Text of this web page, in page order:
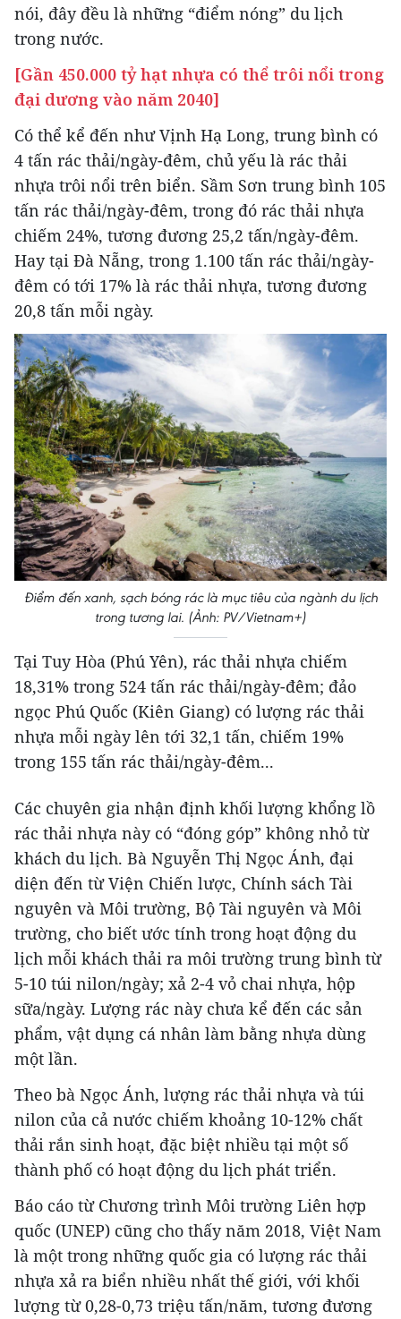
nói, đây đều là những “điểm nóng” du lịch
trong nước.
[Gần 450.000 tỷ hạt nhựa có thể trôi nổi trong
đại dương vào năm 2040]
Có thể kể đến như Vịnh Hạ Long, trung bình có
4 tấn rác thải/ngày-đêm, chủ yếu là rác thải
nhựa trôi nổi trên biển. Sầm Sơn trung bình 105
tấn rác thải/ngày-đêm, trong đó rác thải nhựa
chiếm 24%, tương đương 25,2 tấn/ngày-đêm.
Hay tại Đà Nẵng, trong 1.100 tấn rác thải/ngày-
đêm có tới 17% là rác thải nhựa, tương đương
20,8 tấn mỗi ngày.
Điểm đến xanh, sạch bóng rác là mục tiêu của ngành du lịch
trong tương lai. (Ảnh: PV/Vietnam+)
Tại Tuy Hòa (Phú Yên), rác thải nhựa chiếm
18,31% trong 524 tấn rác thải/ngày-đêm; đảo
ngọc Phú Quốc (Kiên Giang) có lượng rác thải
nhựa mỗi ngày lên tới 32,1 tấn, chiếm 19%
trong 155 tấn rác thải/ngày-đêm...
Các chuyên gia nhận định khối lượng khổng lồ
rác thải nhựa này có “đóng góp” không nhỏ từ
khách du lịch. Bà Nguyễn Thị Ngọc Ánh, đại
diện đến từ Viện Chiến lược, Chính sách Tài
nguyên và Môi trường, Bộ Tài nguyên và Môi
trường, cho biết ước tính trong hoạt động du
lịch mỗi khách thải ra môi trường trung bình từ
5-10 túi nilon/ngày; xả 2-4 vỏ chai nhựa, hộp
sữa/ngày. Lượng rác này chưa kể đến các sản
phẩm, vật dụng cá nhân làm bằng nhựa dùng
một lần.
Theo bà Ngọc Ánh, lượng rác thải nhựa và túi
nilon của cả nước chiếm khoảng 10-12% chất
thải rắn sinh hoạt, đặc biệt nhiều tại một số
thành phố có hoạt động du lịch phát triển.
Báo cáo từ Chương trình Môi trường Liên hợp
quốc (UNEP) cũng cho thấy năm 2018, Việt Nam
là một trong những quốc gia có lượng rác thải
nhựa xả ra biển nhiều nhất thế giới, với khối
lượng từ 0,28-0,73 triệu tấn/năm, tương đương